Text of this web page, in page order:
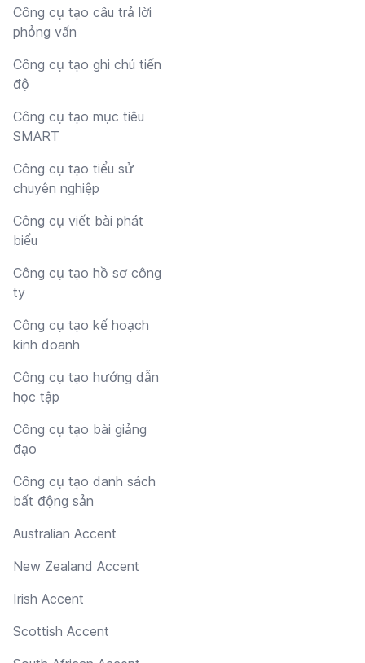
Công cụ tạo câu trả lời
phỏng vấn
Công cụ tạo ghi chú tiến
độ
Công cụ tạo mục tiêu
SMART
Công cụ tạo tiểu sử
chuyên nghiệp
Công cụ viết bài phát
biểu
Công cụ tạo hồ sơ công
ty
Công cụ tạo kế hoạch
kinh doanh
Công cụ tạo hướng dẫn
học tập
Công cụ tạo bài giảng
đạo
Công cụ tạo danh sách
bất động sản
Australian Accent
New Zealand Accent
Irish Accent
Scottish Accent